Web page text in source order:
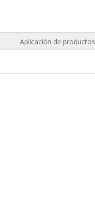
Aplicación de productos